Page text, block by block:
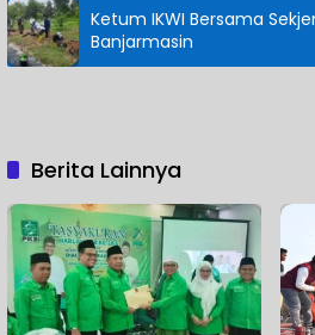
Ketum IKWI Bersama
Banjarmasin
Berita Lainnya